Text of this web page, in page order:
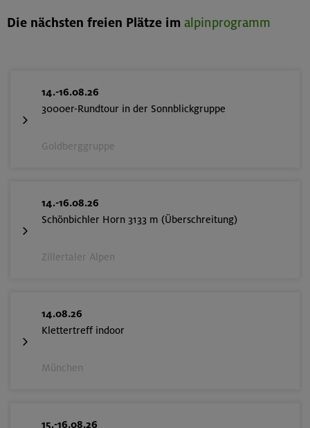
Die nächsten freien Plätze im alpinprogramm
14.-16.08.26
3000er-Rundtour in der Sonnblickgruppe
Goldberggruppe
14.-16.08.26
Schönbichler Horn 3133 m (Überschreitung)
Zillertaler Alpen
14.08.26
Klettertreff indoor
München
15.-16.08.26